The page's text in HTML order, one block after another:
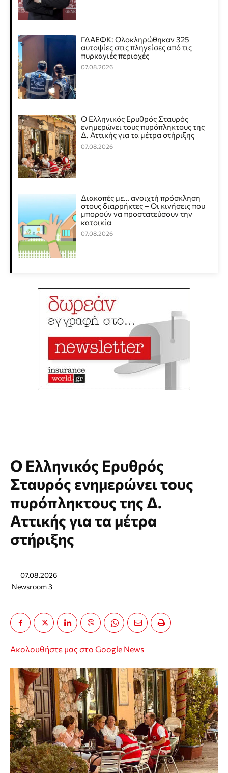
ΓΔΑΕΦΚ: Ολοκληρώθηκαν 325
αυτοψίες στις πληγείσες από τις
πυρκαγιές περιοχές
07.08.2026
Ο Ελληνικός Ερυθρός Σταυρός
ενημερώνει τους πυρόπληκτους της
Δ. Αττικής για τα μέτρα στήριξης
07.08.2026
Διακοπές με… ανοιχτή πρόσκληση
στους διαρρήκτες – Οι κινήσεις που
μπορούν να προστατεύσουν την
κατοικία
07.08.2026